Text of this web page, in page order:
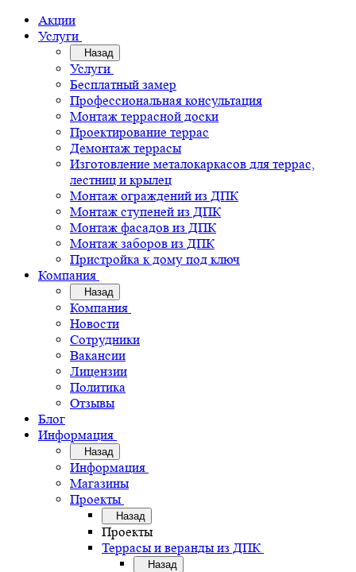
Акции
Услуги
Назад
Услуги
Бесплатный замер
Профессиональная консультация
Монтаж террасной доски
Проектирование террас
Демонтаж террасы
Изготовление металокаркасов для террас,
лестниц и крылец
Монтаж ограждений из ДПК
Монтаж ступеней из ДПК
Монтаж фасадов из ДПК
Монтаж заборов из ДПК
Пристройка к дому под ключ
Компания
Назад
Компания
Новости
Сотрудники
Вакансии
Лицензии
Политика
Отзывы
Блог
Информация
Назад
Информация
Магазины
Проекты
Назад
Проекты
Террасы и веранды из ДПК
Назад